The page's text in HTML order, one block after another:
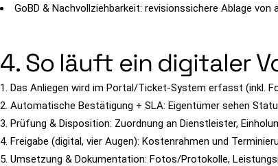
GoBD & Nachvollziehbarkeit: revisionssichere Ablage von
4. So läuft ein digitaler
Das Anliegen wird im Portal/Ticket-System erfasst (inkl.
Automatische Bestätigung + SLA: Eigentümer sehen
Prüfung & Disposition: Zuordnung an Dienstleister,
Freigabe (digital, vier Augen): Kostenrahmen und
Umsetzung & Dokumentation: Fotos/Protokolle,